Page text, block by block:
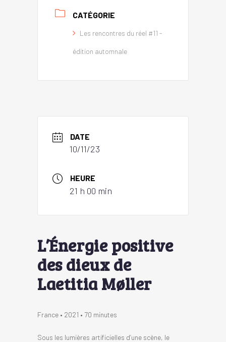
CATÉGORIE
Les rencontres du réel #11 -
édition automnale
DATE
10/11/23
HEURE
21 h 00 min
L’Énergie positive
des dieux de
Laetitia Møller
France • 2021 • 70 minutes
Sous les lumières artificielles d’une scène, le